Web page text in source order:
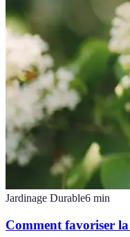
Jardinage Durable6 min
Comment favoriser